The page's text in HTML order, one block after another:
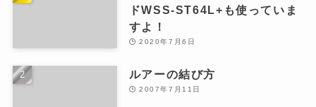
ドWSS-ST64L+も使っていま
すよ！
2020年7月6日
ルアーの結び方
2007年7月11日